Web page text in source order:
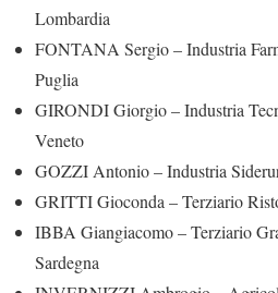
Lombardia
FONTANA Sergio – Industria
Puglia
GIRONDI Giorgio – Industria
Veneto
GOZZI Antonio – Industria
GRITTI Gioconda – Terziario
IBBA Giangiacomo – Terziario
Sardegna